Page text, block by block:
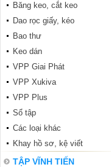
Băng keo, cắt keo
Dao rọc giấy, kéo
Bao thư
Keo dán
VPP Giai Phát
VPP Xukiva
VPP Plus
Sổ tập
Các loại khác
Khay hồ sơ, kệ viết
TẬP VĨNH TIẾN
ABC Hiệp Phong 96 trang
Conan 96 trang